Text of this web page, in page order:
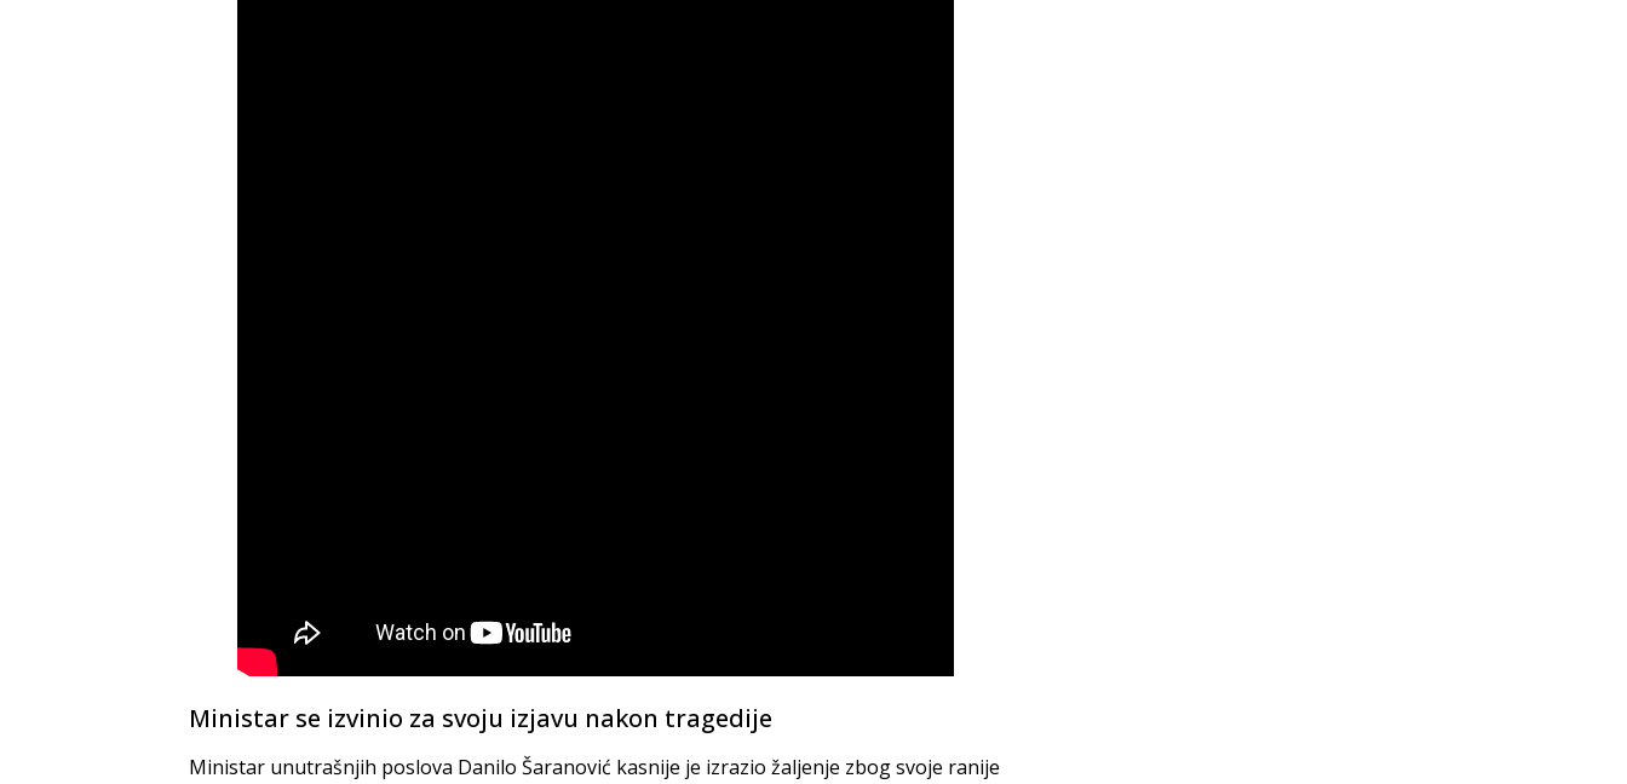
Ministar se izvinio za svoju izjavu nakon tragedije
Ministar unutrašnjih poslova Danilo Šaranović kasnije je izrazio žaljenje zbog svoje ranije